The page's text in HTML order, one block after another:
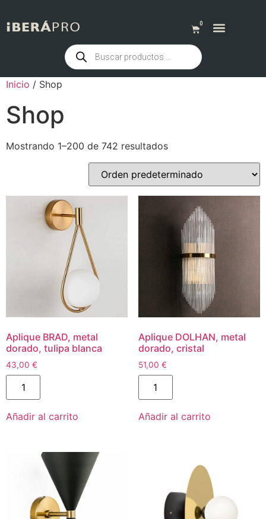
0
Inicio / Shop
Shop
Mostrando 1–200 de 742 resultados
Aplique BRAD, metal
dorado, tulipa blanca
43,00 €
Añadir al carrito
Aplique DOLHAN, metal
dorado, cristal
51,00 €
Añadir al carrito